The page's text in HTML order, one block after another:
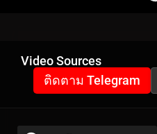
Video Sources
ติดตาม Telegram